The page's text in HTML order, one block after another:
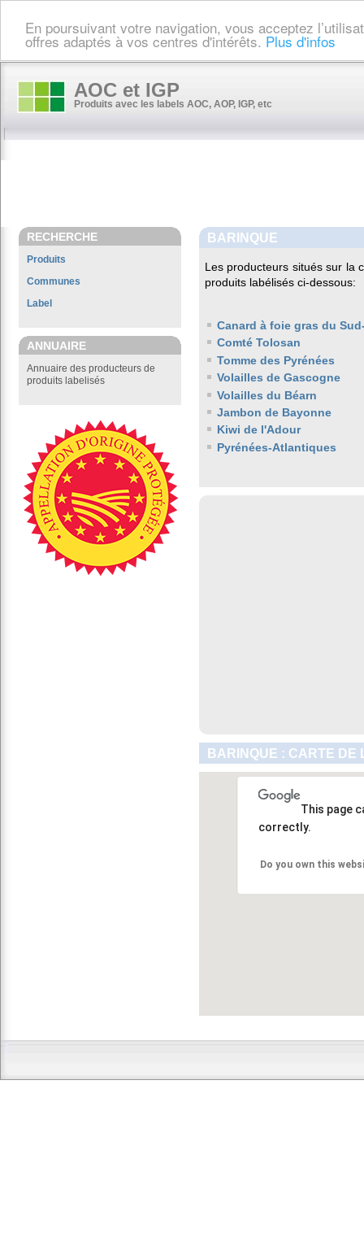
En poursuivant votre navigation, vous acceptez
offres adaptés à vos centres d'intérêts. Plus d'infos
AOC et IGP
Produits avec les labels AOC, AOP, IGP, etc
RECHERCHE
Produits
Communes
Label
ANNUAIRE
Annuaire des producteurs de
produits labelisés
BARINQUE
Les producteurs situés sur la
produits labélisés ci-dessous:
Canard à foie gras du
Comté Tolosan
Tomme des Pyrénées
Volailles de Gascogne
Volailles du Béarn
Jambon de Bayonne
Kiwi de l'Adour
Pyrénées-Atlantiques
BARINQUE : CARTE DE
This page
correctly.
Do you own this